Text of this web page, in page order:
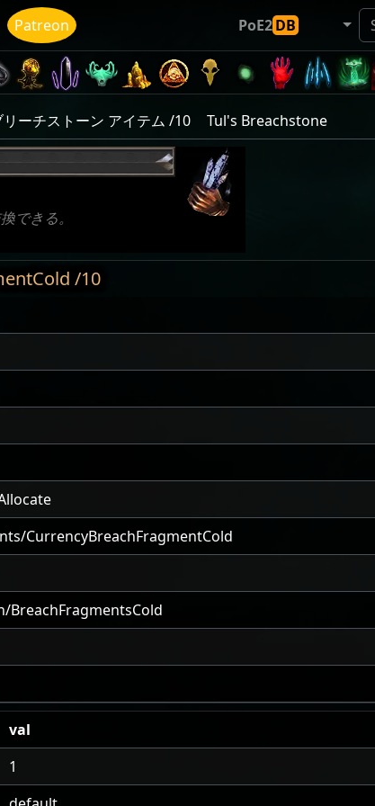
Patreon PoE2DB
リーチストーン アイテム /10 Tul's Breachstone
できる。
/10
CurrencyBreachFragmentCold
BreachFragmentsCold
val
1